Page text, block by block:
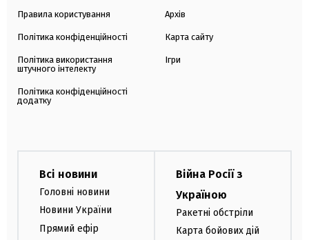
Правила користування
Політика конфіденційності
Політика використання
штучного інтелекту
Політика конфіденційності
додатку
Архів
Карта сайту
Ігри
Всі новини
Головні новини
Новини України
Прямий ефір
Війна Росії з
Україною
Ракетні обстріли
Карта бойових дій